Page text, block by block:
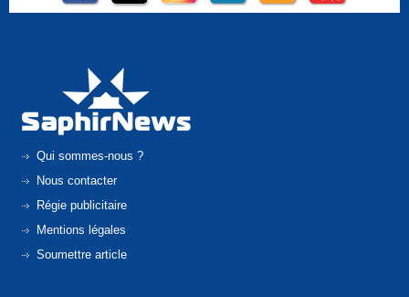
Qui sommes-nous ?
Nous contacter
Régie publicitaire
Mentions légales
Soumettre article